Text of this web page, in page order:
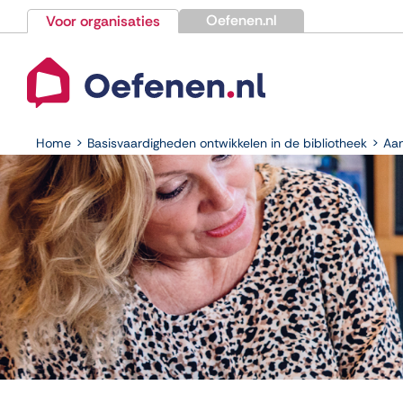
naar
inhoud
Voor organisaties Oefenen.nl
Home Basisvaardigheden ontwikkelen in de bibliotheek